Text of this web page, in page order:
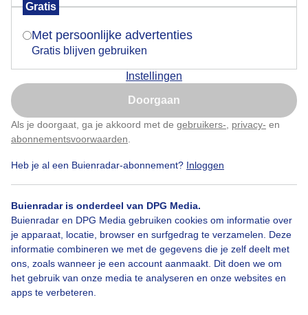
Gratis
Met persoonlijke advertenties
Gratis blijven gebruiken
Instellingen
Doorgaan
Als je doorgaat, ga je akkoord met de gebruikers- privacy- en
abonnementsvoorwaarden
Heb je al een Buienradar-abonnement? Inloggen
Buienradar is onderdeel van DPG Media.
Buienradar en DPG Media gebruiken cookies om informatie over
je apparaat, locatie, browser en surfgedrag te verzamelen. Deze
informatie combineren we met de gegevens die je zelf deelt met
ons, zoals wanneer je een account aanmaakt. Dit doen we om
het gebruik van onze media te analyseren en onze websites en
apps te verbeteren.
Door: ria brasser Gemaakt: 13-12-2025, 35x bekeken
Grondmistbanken Mistbanken
Bekijk slideshow
Is goed, toon de popup
Nu niet, misschien later
Klik hierom dit aan te passen